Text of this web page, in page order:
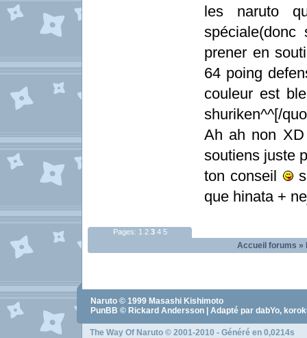
les naruto
spéciale(donc
prener en
64 poing
couleur est
shuriken^^[/
Ah ah non
soutiens juste
ton conseil
que hinata +
Pages: 1 2 3 4 5
Accueil forums »
Naruto © 1999 Masashi Kishimoto
PunBB © Rickard Andersson | Adapté par dabYo,
The Way Of Naruto © 2001-2010 - Généré en 0,0214s